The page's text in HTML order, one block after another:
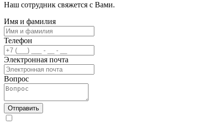
Наш сотрудник свяжется с Вами.
Имя и фамилия
Телефон
Электронная почта
Вопрос
Отправить